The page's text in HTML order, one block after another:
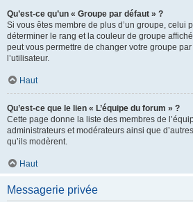
Qu’est-ce qu’un « Groupe par défaut » ?
Si vous êtes membre de plus d’un groupe, celui
déterminer le rang et la couleur de groupe
peut vous permettre de changer votre groupe
l’utilisateur.
Haut
Qu’est-ce que le lien « L’équipe du forum » ?
Cette page donne la liste des membres de
administrateurs et modérateurs ainsi que
qu’ils modèrent.
Haut
Messagerie privée